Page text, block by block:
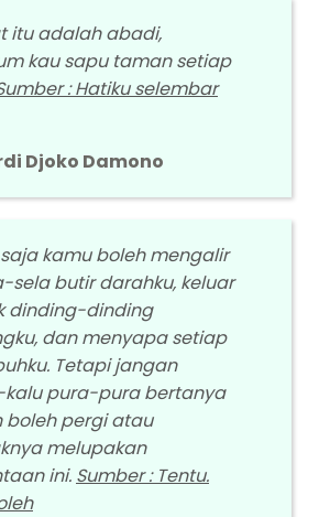
itu adalah abadi,
kau sapu taman setiap
: Hatiku selembar
Djoko Damono
kamu boleh mengalir
sela butir darahku, keluar
dinding-dinding
dan menyapa setiap
Tetapi jangan
kalu pura-pura bertanya
boleh pergi atau
melupakan
ini. Sumber : Tentu.